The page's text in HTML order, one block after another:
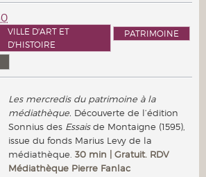
VILLE D'ART ET
D'HISTOIRE
PATRIMOINE
Les mercredis du patrimoine à la
médiathèque. Découverte de l’édition
Sonnius des Essaisde Montaigne (1595),
issue du fonds Marius Levy de la
médiathèque. 30 min | Gratuit. RDV
Médiathèque Pierre Fanlac